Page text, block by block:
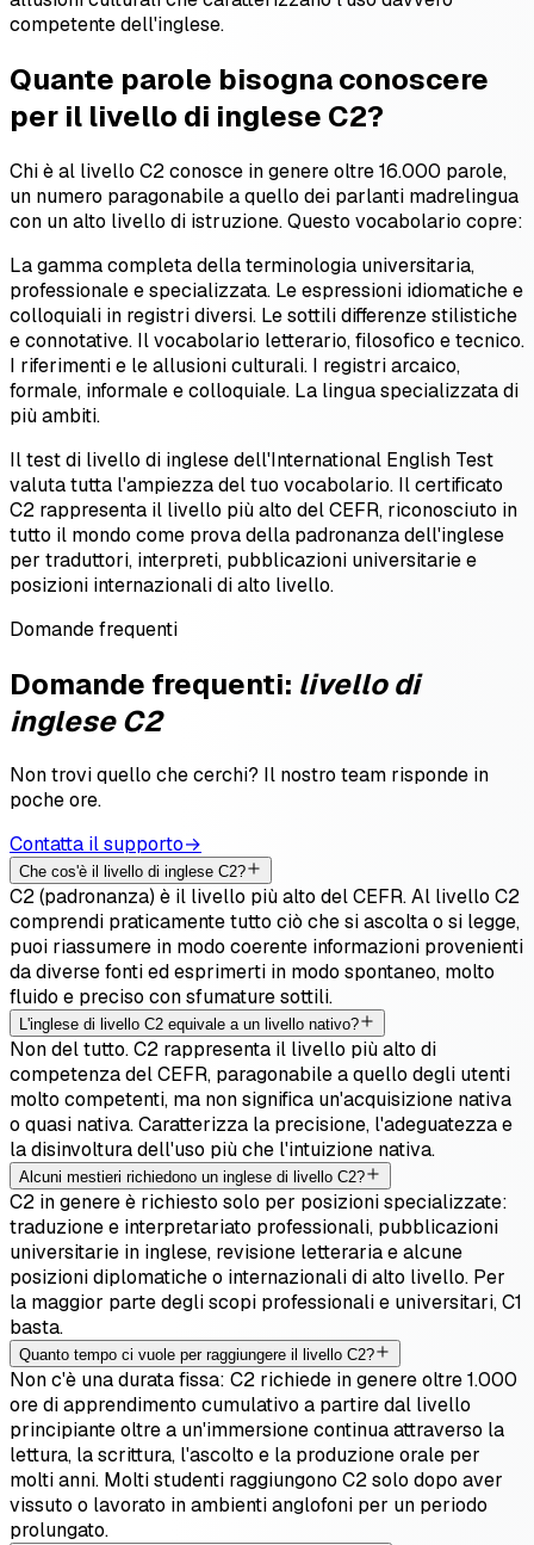
competente dell'inglese.
Quante parole bisogna conoscere
per il livello di inglese C2?
Chi è al livello C2 conosce in genere oltre 16.000 parole,
un numero paragonabile a quello dei parlanti madrelingua
con un alto livello di istruzione. Questo vocabolario copre:
La gamma completa della terminologia universitaria,
professionale e specializzata. Le espressioni idiomatiche e
colloquiali in registri diversi. Le sottili differenze stilistiche
e connotative. Il vocabolario letterario, filosofico e tecnico.
I riferimenti e le allusioni culturali. I registri arcaico,
formale, informale e colloquiale. La lingua specializzata di
più ambiti.
Il test di livello di inglese dell'International English Test
valuta tutta l'ampiezza del tuo vocabolario. Il certificato
C2 rappresenta il livello più alto del CEFR, riconosciuto in
tutto il mondo come prova della padronanza dell'inglese
per traduttori, interpreti, pubblicazioni universitarie e
posizioni internazionali di alto livello.
Domande frequenti
Domande frequenti: livello di
ingleseC2
Non trovi quello che cerchi? Il nostro team risponde in
poche ore.
Contatta il supporto→
Che cos'è il livello di inglese C2?
C2 (padronanza) è il livello più alto del CEFR. Al livello C2
comprendi praticamente tutto ciò che si ascolta o si legge,
puoi riassumere in modo coerente informazioni provenienti
da diverse fonti ed esprimerti in modo spontaneo, molto
fluido e preciso con sfumature sottili.
L'inglese di livello C2 equivale a un livello nativo?
Non del tutto. C2 rappresenta il livello più alto di
competenza del CEFR, paragonabile a quello degli utenti
molto competenti, ma non significa un'acquisizione nativa
o quasi nativa. Caratterizza la precisione, l'adeguatezza e
la disinvoltura dell'uso più che l'intuizione nativa.
Alcuni mestieri richiedono un inglese di livello C2?
C2 in genere è richiesto solo per posizioni specializzate:
traduzione e interpretariato professionali, pubblicazioni
universitarie in inglese, revisione letteraria e alcune
posizioni diplomatiche o internazionali di alto livello. Per
la maggior parte degli scopi professionali e universitari, C1
basta.
Quanto tempo ci vuole per raggiungere il livello C2?
Non c'è una durata fissa: C2 richiede in genere oltre 1.000
ore di apprendimento cumulativo a partire dal livello
principiante oltre a un'immersione continua attraverso la
lettura, la scrittura, l'ascolto e la produzione orale per
molti anni. Molti studenti raggiungono C2 solo dopo aver
vissuto o lavorato in ambienti anglofoni per un periodo
prolungato.